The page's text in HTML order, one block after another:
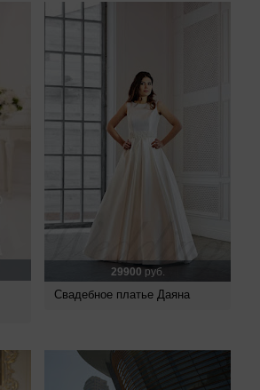
29900 руб.
Свадебное платье Даяна